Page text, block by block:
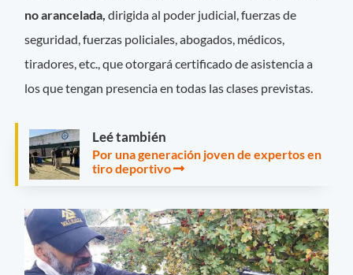
no arancelada, dirigida al poder judicial, fuerzas de
seguridad, fuerzas policiales, abogados, médicos,
tiradores, etc., que otorgará certificado de asistencia a
los que tengan presencia en todas las clases previstas.
Leé también
Por una generación joven de expertos en
tiro deportivo